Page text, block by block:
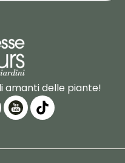
amanti delle piante!